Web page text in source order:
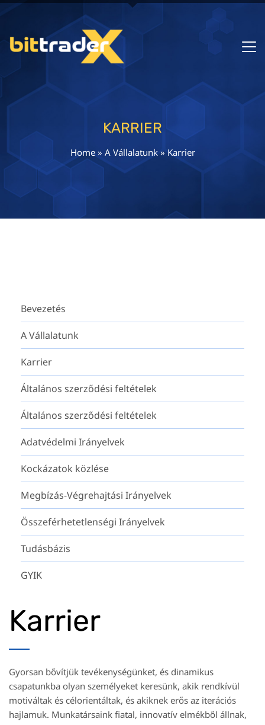
KARRIER
Home» A Vállalatunk»Karrier
Bevezetés
A Vállalatunk
Karrier
Általános szerződési feltételek
Általános szerződési feltételek
Adatvédelmi Irányelvek
Kockázatok közlése
Megbízás-Végrehajtási Irányelvek
Összeférhetetlenségi Irányelvek
Tudásbázis
GYIK
Karrier
Gyorsan bővítjük tevékenységünket, és dinamikus
csapatunkba olyan személyeket keresünk, akik rendkívül
motiváltak és célorientáltak, és akiknek erős az iterációs
hajlamuk. Munkatársaink fiatal, innovatív elmékből állnak,